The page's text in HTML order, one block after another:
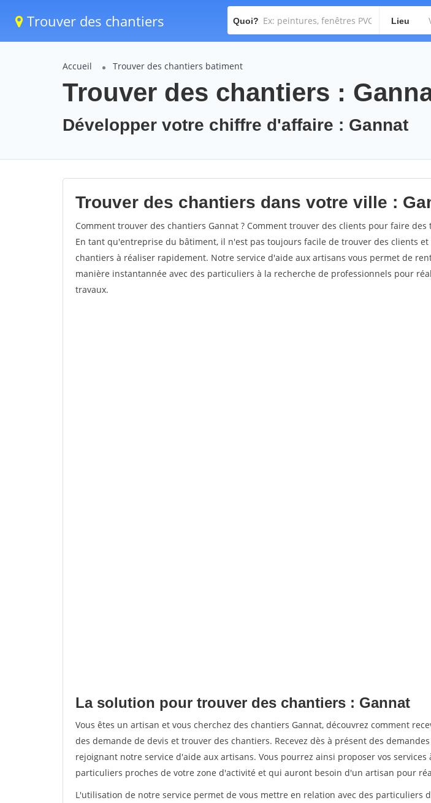
Trouver des chantiers Quoi? Lieu
Accueil Trouver des chantiers batiment
Trouver des chantiers :
Développer votre chiffre d'affaire : Gannat
Trouver des chantiers dans votre ville :
Comment trouver des chantiers Gannat ? Comment trouver des clients pour faire des
En tant qu'entreprise du bâtiment, il n'est pas toujours facile de trouver des clients et
chantiers à réaliser rapidement. Notre service d'aide aux artisans vous permet de
manière instantannée avec des particuliers à la recherche de professionnels pour
travaux.
La solution pour trouver des chantiers : Gannat
Vous êtes un artisan et vous cherchez des chantiers Gannat, découvrez comment
des demande de devis et trouver des chantiers. Recevez dès à présent des
rejoignant notre service d'aide aux artisans. Vous pourrez ainsi proposer vos services
particuliers proches de votre zone d'activité et qui auront besoin d'un artisan pour
L'utilisation de notre service permet de vous mettre en relation avec des particuliers